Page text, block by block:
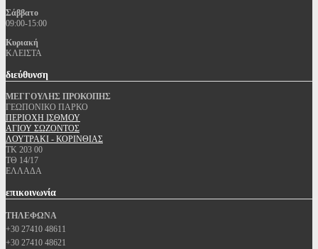
Σάββατο
09:00-15:00
Κυριακή
ΚΛΕΙΣΤΑ
διεύθυνση
ΜΕΓΓΟΥΛΗΣ ΠΡΟΚΟΠΗΣ
ΓΕΩΠΟΝΙΚΟ ΠΑΡΚΟ
ΠΕΡΙΟΧΗ ΙΣΘΜΟΥ
ΑΓΙΟΥ ΣΩΖΟΝΤΟΣ
ΛΟΥΤΡΑΚΙ - ΚΟΡΙΝΘΙΑΣ
ΤΚ 203 00
ΤΘ 14/17
ΕΛΛΑΔΑ
επικοινωνία
ΤΗΛΕΦΩΝΑ
+30 27410 48611
+30 27410 48621